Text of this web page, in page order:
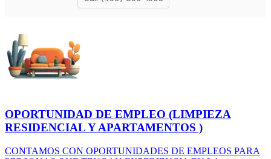
OPORTUNIDAD DE EMPLEO (LIMPIEZA
RESIDENCIAL Y APARTAMENTOS )
CONTAMOS CON OPORTUNIDADES DE EMPLEOS PARA